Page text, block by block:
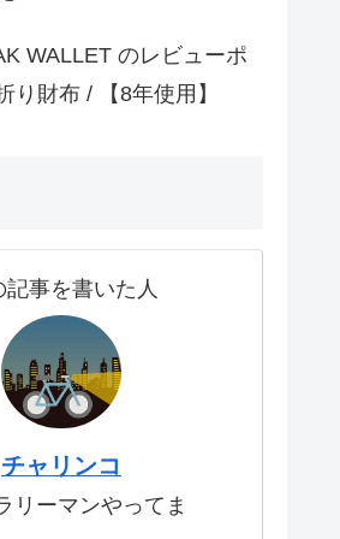
WALLET のレビューポ
り財布 / 【8年使用】
記事を書いた人
チャリンコ
リーマンやってま